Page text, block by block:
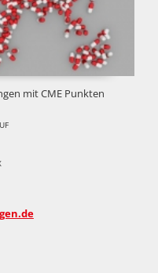
mit CME Punkten